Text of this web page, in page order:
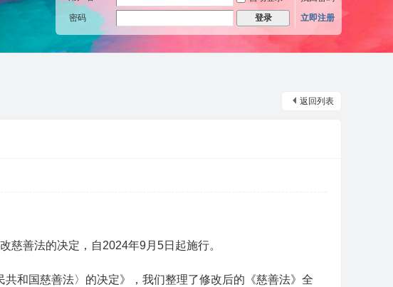
密码
登录 立即注册
返回列表
慈善法的决定，自2024年9月5日起施行。
和国慈善法〉的决定》，我们整理了修改后的《慈善法》全